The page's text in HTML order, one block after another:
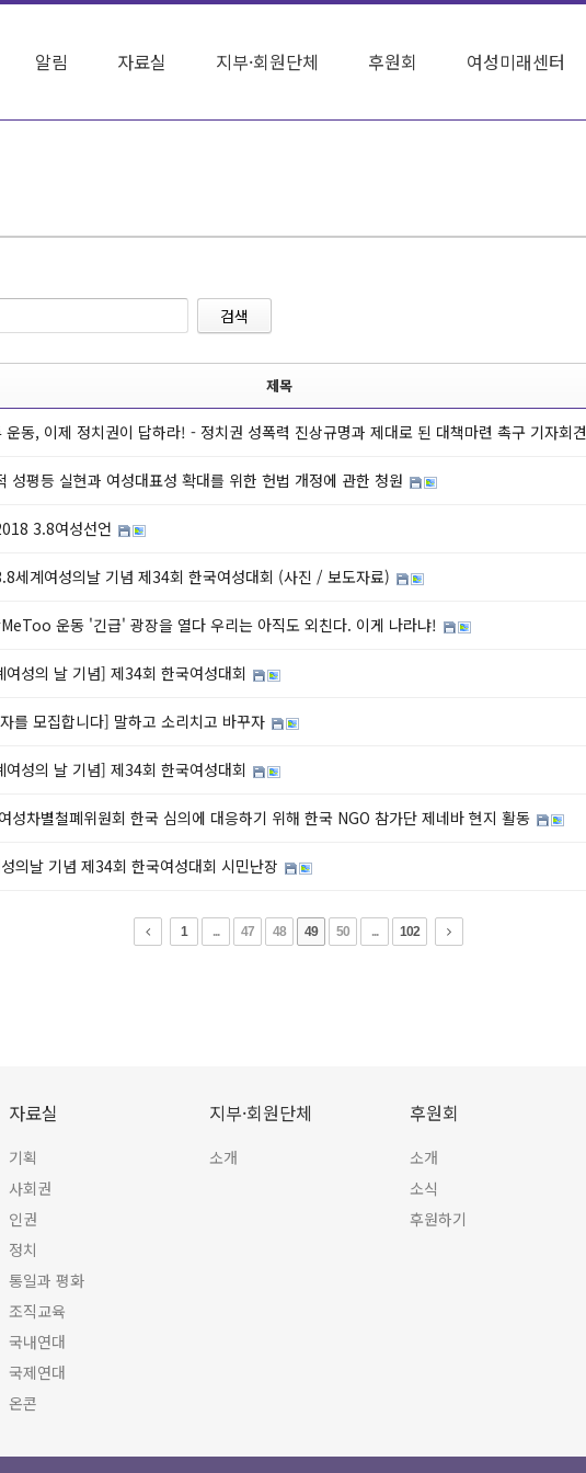
알림 자료실 지부·회원단체 후원회 여성미래센터
검색
제목
동, 이제 정치권이 답하라! - 정치권 성폭력 진상규명과 제대로 된 대책마련 촉구 기자회견
성평등 실현과 여성대표성 확대를 위한 헌법 개정에 관한 청원
3.8여성선언
세계여성의날 기념 제34회 한국여성대회 (사진 / 보도자료)
운동 '긴급' 광장을 열다 우리는 아직도 외친다. 이게 나라냐!
성의 날 기념] 제34회 한국여성대회
를 모집합니다] 말하고 소리치고 바꾸자
성의 날 기념] 제34회 한국여성대회
성차별철폐위원회 한국 심의에 대응하기 위해 한국 NGO 참가단 제네바 현지 활동
의날 기념 제34회 한국여성대회 시민난장
1 ... 47 48 49 50 ... 102
자료실
기획
사회권
인권
정치
통일과 평화
조직교육
국내연대
국제연대
온콘
지부·회원단체
소개
후원회
소개
소식
후원하기